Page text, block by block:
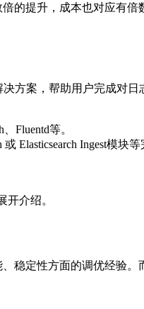
的提升，成本也对应有
方案，帮助用户完成对
Fluentd等。
Elasticsearch Ingest模块等
开介绍。
、稳定性方面的调优经验